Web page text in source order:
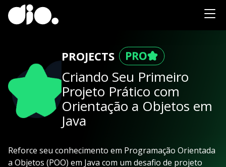
PROJECTS
Criando Seu Primeiro
Projeto Prático com
Orientação a Objetos em
Java
Reforce seu conhecimento em Programação Orientada
a Objetos (POO) em Java com um desafio de projeto